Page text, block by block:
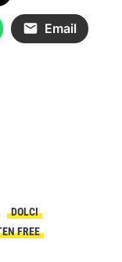
Email
DOLCI
FREE